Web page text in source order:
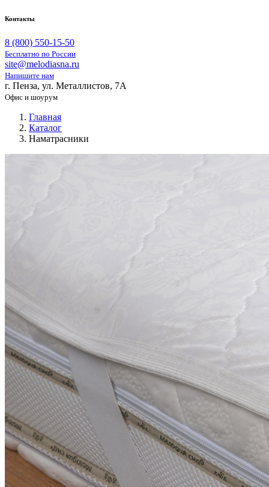
Контакты
8 (800) 550-15-50
Бесплатно по России
site@melodiasna.ru
Напишите нам
г. Пенза, ул. Металлистов, 7А
Офис и шоурум
Главная
Каталог
Наматрасники